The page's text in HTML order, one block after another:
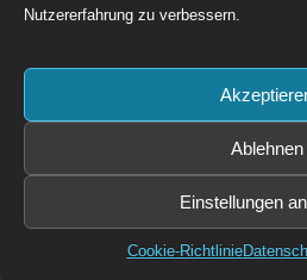
Nutzererfahrung zu verbessern.
Ablehnen
Einstellungen
Cookie-Richtlinie
Copyright © 1993-2026 CSM
Solutions +
Preise zzgl. 20% MwSt. Irrtümer und
der CSM
Bildrechte: CSM Production GmbH,
anders
Diese Website ist durch reCAPTCHA
Datenschutzbestimmungenund